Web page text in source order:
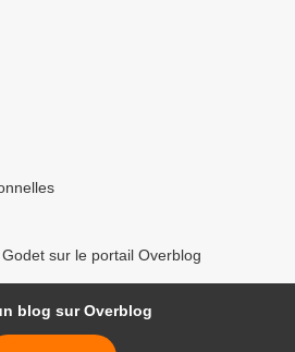
sur le portail Overblog
blog sur Overblog